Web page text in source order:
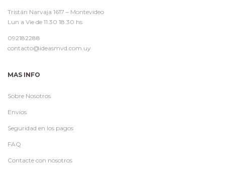
Tristán Narvaja 1617 – Montevideo
Lun a Vie de 11.30 18.30 hs
092182288
contacto@ideasmvd.com.uy
MAS INFO
Sobre Nosotros
Envíos
Seguridad en los pagos
FAQ
Contacte con nosotros